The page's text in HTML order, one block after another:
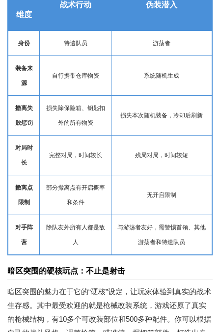
维度
战术行动 伪装潜入
身份 特遣队员 游荡者
装备来
源
自行携带仓库物资 系统随机生成
撤离失
败惩罚
损失除保险箱、钥匙扣
外的所有物资
损失本次随机装备，冷却后刷新
对局时
长
完整对局，时间较长 残局对局，时间较短
撤离点
限制
部分撤离点有开启概率
和条件
无开启限制
对手阵
营
除队友外所有人都是敌
人
与游荡者友好，需警惕首领、其他
游荡者和特遣队员
暗区突围的硬核玩点：不止是射击
暗区突围的魅力在于它的“硬核”设定，让玩家体验到真实的战术
生存感。其中最受欢迎的就是枪械改装系统，游戏还原了真实
的枪械结构，有10多个可改装部位和500多种配件。你可以根据